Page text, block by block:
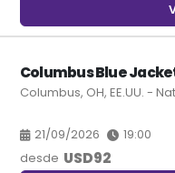
Columbus Blue
Columbus, OH, EE.UU. -
21/09/2026
19:00
desde USD92